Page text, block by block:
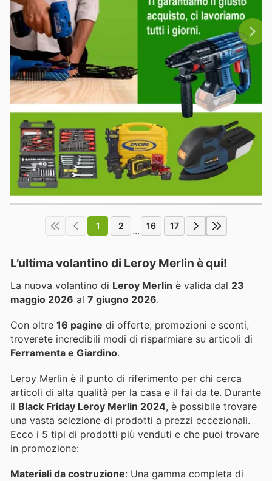
1 2 ... 16 17
L’ultima volantino di Leroy Merlin è qui!
La nuova volantino di Leroy Merlin è valida dal 23
maggio 2026 al 7 giugno 2026.
Con oltre 16 pagine di offerte, promozioni e sconti,
troverete incredibili modi di risparmiare su articoli di
Ferramenta e Giardino.
Leroy Merlin è il punto di riferimento per chi cerca
articoli di alta qualità per la casa e il fai da te. Durante
il Black Friday Leroy Merlin 2024, è possibile trovare
una vasta selezione di prodotti a prezzi eccezionali.
Ecco i 5 tipi di prodotti più venduti e che puoi trovare
in promozione:
Materiali da costruzione: Una gamma completa di